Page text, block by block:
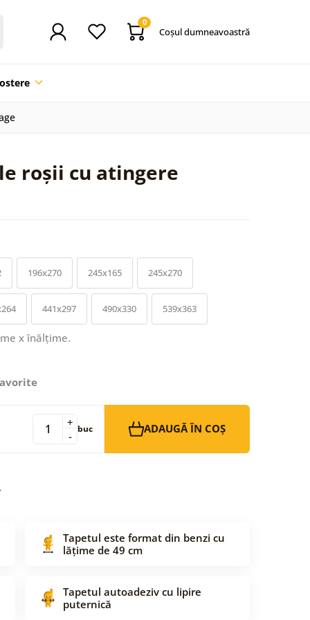
0
Coşul dumneavoastră
roșii cu atingere
196x270 245x165 245x270
441x297 490x330 539x363
x înălțime.
-
+ buc ADAUGĂ ÎN COȘ
Tapetul este format din benzi cu
lățime de 49 cm
Tapetul autoadeziv cu lipire
puternică